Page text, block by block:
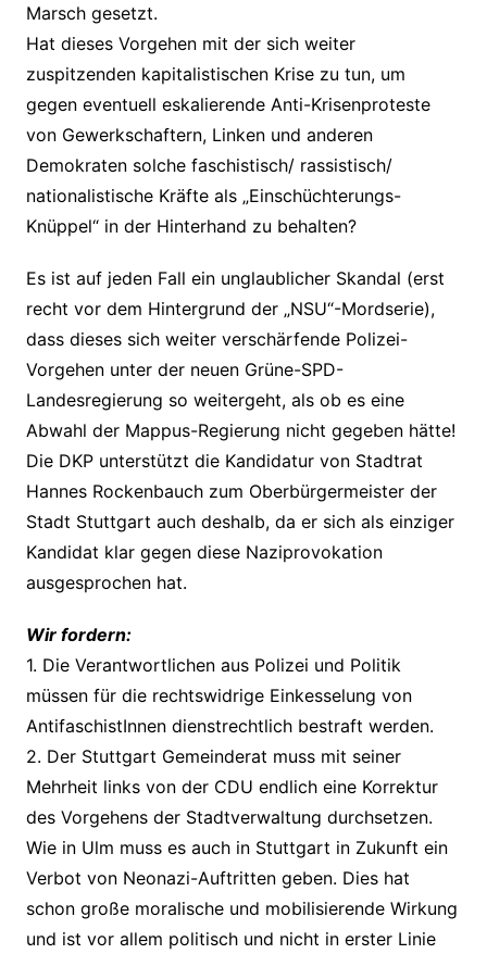
Marsch gesetzt.
Hat dieses Vorgehen mit der sich weiter
zuspitzenden kapitalistischen Krise zu tun, um
gegen eventuell eskalierende Anti-Krisenproteste
von Gewerkschaftern, Linken und anderen
Demokraten solche faschistisch/ rassistisch/
nationalistische Kräfte als „Einschüchterungs-
Knüppel“ in der Hinterhand zu behalten?
Es ist auf jeden Fall ein unglaublicher Skandal (erst
recht vor dem Hintergrund der „NSU“-Mordserie),
dass dieses sich weiter verschärfende Polizei-
Vorgehen unter der neuen Grüne-SPD-
Landesregierung so weitergeht, als ob es eine
Abwahl der Mappus-Regierung nicht gegeben hätte!
Die DKP unterstützt die Kandidatur von Stadtrat
Hannes Rockenbauch zum Oberbürgermeister der
Stadt Stuttgart auch deshalb, da er sich als einziger
Kandidat klar gegen diese Naziprovokation
ausgesprochen hat.
Wir fordern:
1. Die Verantwortlichen aus Polizei und Politik
müssen für die rechtswidrige Einkesselung von
AntifaschistInnen dienstrechtlich bestraft werden.
2. Der Stuttgart Gemeinderat muss mit seiner
Mehrheit links von der CDU endlich eine Korrektur
des Vorgehens der Stadtverwaltung durchsetzen.
Wie in Ulm muss es auch in Stuttgart in Zukunft ein
Verbot von Neonazi-Auftritten geben. Dies hat
schon große moralische und mobilisierende Wirkung
und ist vor allem politisch und nicht in erster Linie